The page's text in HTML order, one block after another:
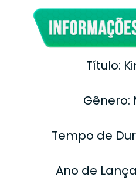
Título:
Gênero:
Tempo de
Ano de